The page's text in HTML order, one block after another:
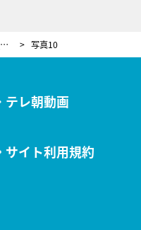
石原裕次郎に山口百恵…Z世代が知らない“昭和レジェンド”！ゲストから「言っちゃっていい？」と秘話も 写真10
テレ朝動画
サイト利用規約